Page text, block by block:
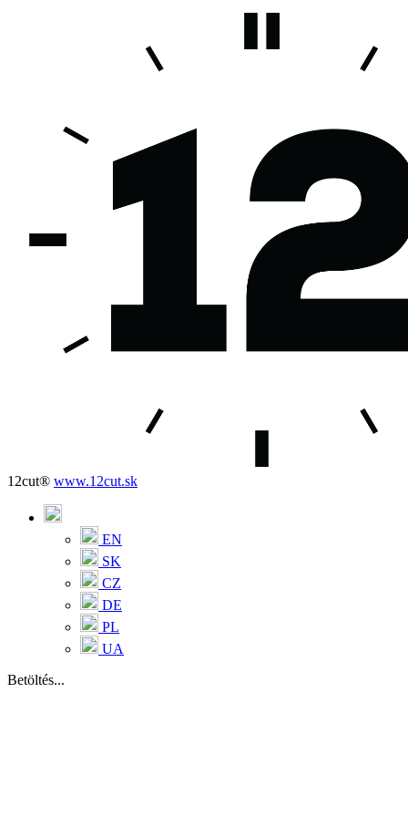
12cut® www.12cut.sk
EN
SK
CZ
DE
PL
UA
Betöltés...